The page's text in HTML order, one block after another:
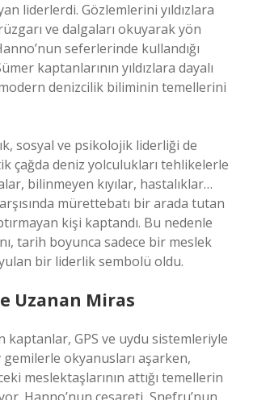
liderlerdi. Gözlemlerini yıldızlara
ve dalgaları okuyarak yön
seferlerinde kullandığı
kaptanlarının yıldızlara dayalı
denizcilik biliminin temellerini
sosyal ve psikolojik liderliği de
çağda deniz yolculukları tehlikelerle
bilinmeyen kıyılar, hastalıklar…
mürettebatı bir arada tutan
kişi kaptandı. Bu nedenle
tarih boyunca sadece bir meslek
bir liderlik sembolü oldu.
Uzanan Miras
kaptanlar, GPS ve uydu sistemleriyle
gemilerle okyanusları aşarken,
meslektaşlarının attığı temellerin